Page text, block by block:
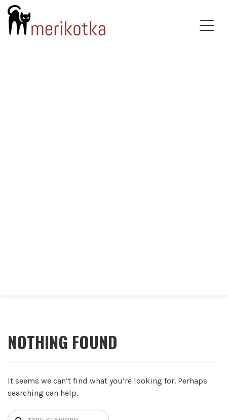
NOTHING FOUND
It seems we can’t find what you’re looking for. Perhaps
searching can help.